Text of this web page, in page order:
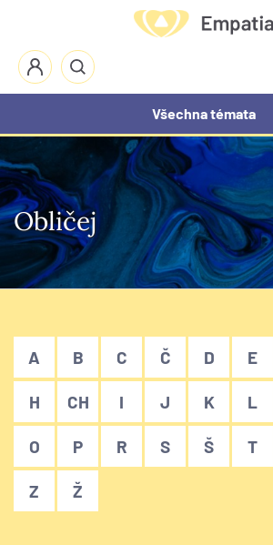
Všechna témata
Obličej
A B C Č D E
H CH I J K L
O P R S Š T
Z Ž